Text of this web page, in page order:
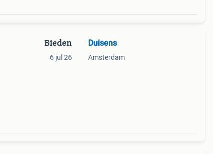
Bieden
6 jul 26
Duisens
Amsterdam